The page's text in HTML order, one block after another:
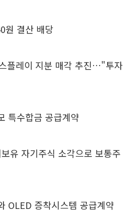
원 결산 배당
플레이 지분 매각 추진…"투자
특수합금 공급계약
유 자기주식 소각으로 보통주
OLED 증착시스템 공급계약